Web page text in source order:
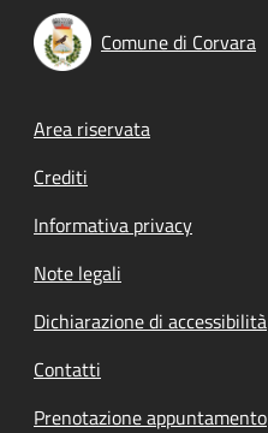
Comune di Corvara
Footer menu
Area riservata
Crediti
Informativa privacy
Note legali
Dichiarazione di accessibilità
Contatti
Prenotazione appuntamento